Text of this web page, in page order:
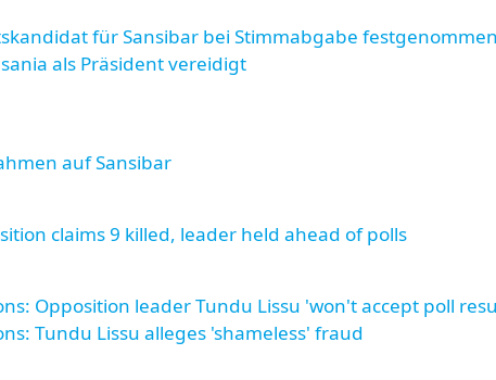
für Sansibar bei Stimmabgabe festgenommen
als Präsident vereidigt
auf Sansibar
claims 9 killed, leader held ahead of polls
Opposition leader Tundu Lissu 'won't accept poll
Tundu Lissu alleges 'shameless' fraud